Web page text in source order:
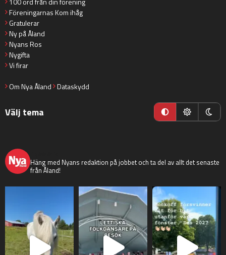
Föreningarnas Kom ihåg
Gratulerar
Ny på Åland
Nyans Ros
Nygifta
Vi firar
Om Nya Åland Dataskydd
Välj tema
Häng med Nyans redaktion på jobbet och ta del av allt det senaste
från Åland!